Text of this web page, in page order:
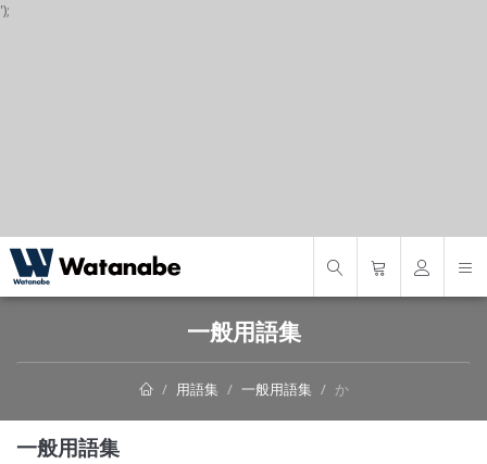
');
一般用語集
用語集 一般用語集 か
一般用語集